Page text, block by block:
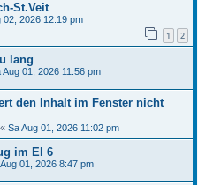
St.Veit
02, 2026 12:19 pm
1 2
lang
Aug 01, 2026 11:56 pm
den Inhalt im Fenster nicht
« Sa Aug 01, 2026 11:02 pm
im El 6
01, 2026 8:47 pm